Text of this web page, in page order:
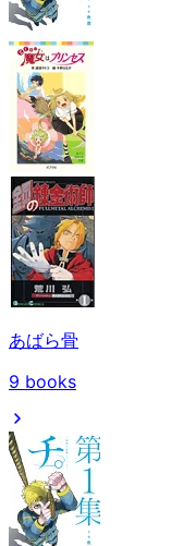
あばら骨
9 books